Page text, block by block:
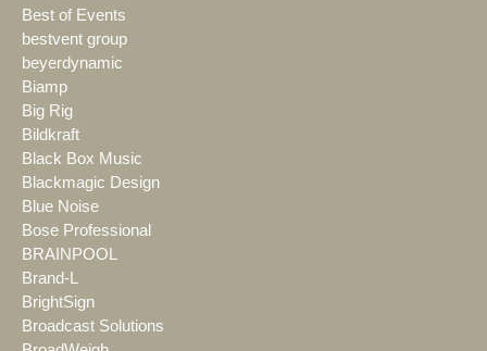
Best of Events
bestvent group
beyerdynamic
Biamp
Big Rig
Bildkraft
Black Box Music
Blackmagic Design
Blue Noise
Bose Professional
BRAINPOOL
Brand-L
BrightSign
Broadcast Solutions